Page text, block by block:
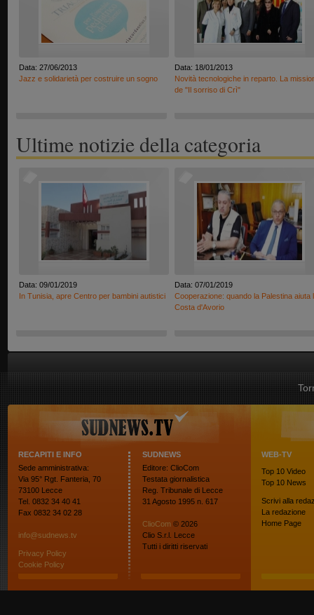
Data: 27/06/2013
Jazz e solidarietà per costruire un sogno
Data: 18/01/2013
Novità tecnologiche in reparto. La
de "Il sorriso di Crì"
Ultime notizie della categoria
Data: 09/01/2019
In Tunisia, apre Centro per bambini autistici
Data: 07/01/2019
Cooperazione: quando la Palestina aiuta
Costa d'Avorio
RECAPITI E INFO
Sede amministrativa:
Via 95° Rgt. Fanteria, 70
73100 Lecce
Tel. 0832 34 40 41
Fax 0832 34 02 28
info@sudnews.tv
Privacy Policy
Cookie Policy
SUDNEWS
Editore: ClioCom
Testata giornalistica
Reg. Tribunale di Lecce
31 Agosto 1995 n. 617
ClioCom © 2026
Clio S.r.l. Lecce
Tutti i diritti riservati
WEB-TV
Top 10 Video
Top 10 News
Scrivi alla
La redazione
Home Page